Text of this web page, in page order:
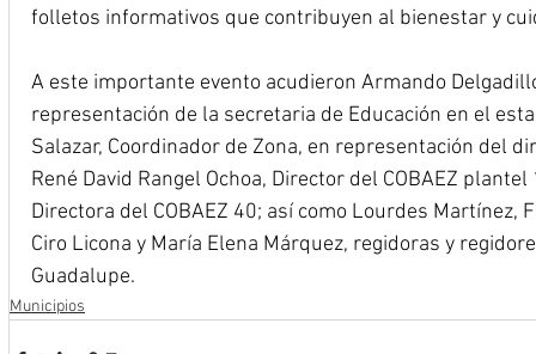
folletos informativos que contribuyen al bienestar y
A este importante evento acudieron Armando
representación de la secretaria de Educación en el
Salazar, Coordinador de Zona, en representación del
René David Rangel Ochoa, Director del COBAEZ
Directora del COBAEZ 40; así como Lourdes Martínez,
Ciro Licona y María Elena Márquez, regidoras y
Guadalupe.
Municipios